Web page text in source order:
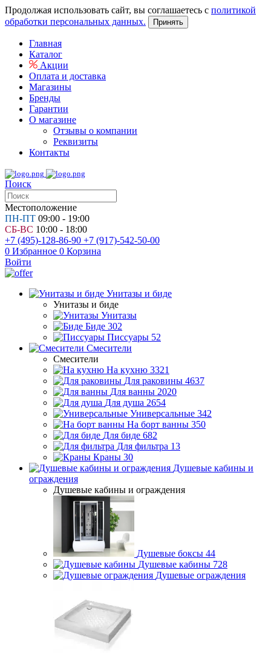
Продолжая использовать сайт, вы соглашаетесь с политикой
обработки персональных данных.
Принять
Главная
Каталог
Акции
Оплата и доставка
Магазины
Бренды
Гарантии
О магазине
Отзывы о компании
Реквизиты
Контакты
Поиск
Местоположение
ПН-ПТ 09:00 - 19:00
СБ-ВС 10:00 - 18:00
+7 (495)-128-86-90 +7 (917)-542-50-00
0 Избранное 0 Корзина
Войти
Унитазы и биде
Унитазы и биде
Унитазы
Биде 302
Писсуары 52
Смесители
Смесители
На кухню 3321
Для раковины 4637
Для ванны 2020
Для душа 2654
Универсальные 342
На борт ванны 350
Для биде 682
Для фильтра 13
Краны 30
Душевые кабины и
ограждения
Душевые кабины и ограждения
Душевые боксы 44
Душевые кабины 728
Душевые ограждения